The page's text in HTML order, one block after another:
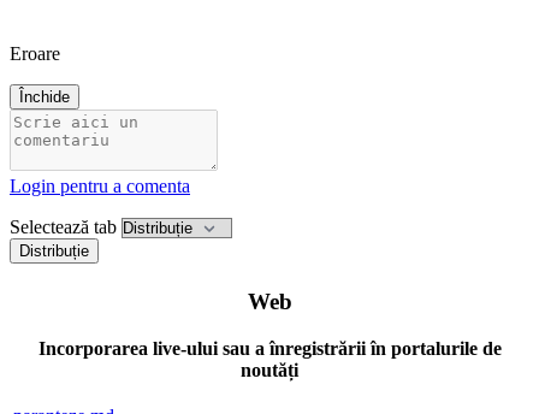
Eroare
Închide
Login pentru a comenta
Selectează tab
Distribuție
Web
Incorporarea live-ului sau a înregistrării în portalurile de
noutăți